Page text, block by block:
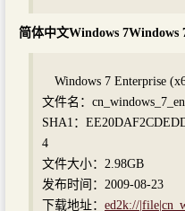
简体中文Windows 7Windows
Windows 7 Enterprise
文件名：
SHA1：
4
文件大小：2.98GB
发布时间：2009-08-23
下载地址： ed2k://